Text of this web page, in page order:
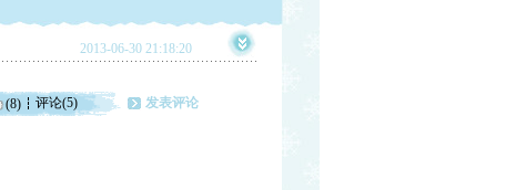
2013-06-30 21:18:20
(8) 评论(5) 发表评论